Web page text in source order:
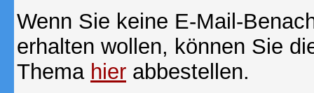
Wenn Sie keine E-Mail-
erhalten wollen, können Sie
Thema hier abbestellen.